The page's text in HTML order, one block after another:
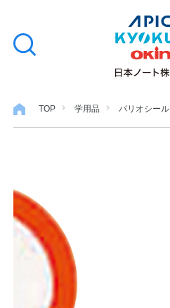
文
キ
ッ
検
る
日用・事務用品
特集・コラム
TOP 学用品 パリオシール